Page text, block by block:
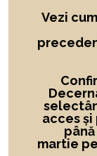
Vezi
acces și
martie pe